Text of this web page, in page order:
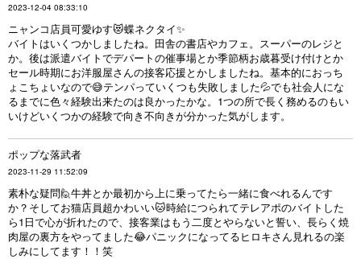
2023-12-04 08:33:10
ニャンコ店員可愛ゆす😻蝶ネクタイ✨
バイトはいくつかしましたね。田舎の書店やカフェ。スーパーのレジと
か。後は派遣バイトでデパートの催事場とか季節柄お歳暮受け付けとか
セール時期にお洋服屋さんの接客応援とかしましたね。基本的におっち
ょこちょいなので😅テンパっていくつも失敗しました💦でも社会人にな
るまでに色々経験出来たのは良かったかな。1つの所で長く務めるのもい
いけどいくつかの経験で向き不向きが分かった気がします。
ポップな落武者
2023-11-29 11:52:09
素朴な疑問🙋牛丼とか最初から上に乗ってたら一緒に食べれるんです
か？そしてお猫店員超かわいい🐱時給につられてテレアポのバイトした
ら1日で心が折れたので、接客業はもう二度とやらないと誓い、長らく焼
肉屋の裏方をやってました😂パニックになってるヒロキさん見れるの楽
しみにしてます！！笑